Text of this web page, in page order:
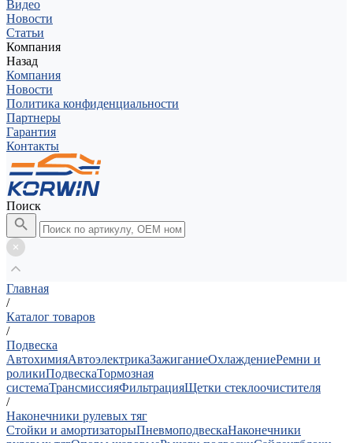
Видео
Новости
Статьи
Компания
Назад
Компания
Новости
Политика конфиденциальности
Партнеры
Гарантия
Контакты
Поиск
Главная
/
Каталог товаров
/
Подвеска
АвтохимияАвтоэлектрикаЗажиганиеОхлаждениеРемни и
роликиПодвескаТормозная
системаТрансмиссияФильтрацияЩетки стеклоочистителя
/
Наконечники рулевых тяг
Стойки и амортизаторыПневмоподвескаНаконечники